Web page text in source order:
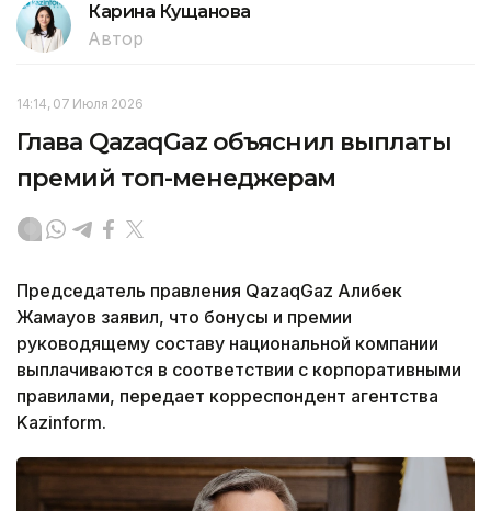
Карина Кущанова
Автор
14:14, 07 Июля 2026
Глава QazaqGaz объяснил выплаты
премий топ-менеджерам
Председатель правления QazaqGaz Алибек
Жамауов заявил, что бонусы и премии
руководящему составу национальной компании
выплачиваются в соответствии с корпоративными
правилами, передает корреспондент агентства
Kazinform.